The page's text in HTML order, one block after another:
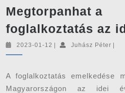
Megtorpanhat a
foglalkoztatás az
2023-01-12 2023-
| Juhász Péter |
A foglalkoztatás emelkedése
Magyarországon az